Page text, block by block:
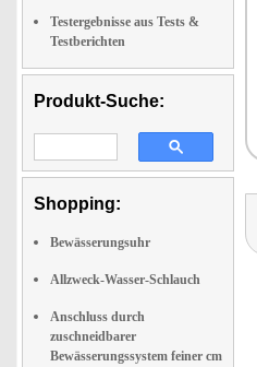
Testergebnisse aus Tests &
Testberichten
Produkt-Suche:
Shopping:
Bewässerungsuhr
Allzweck-Wasser-Schlauch
Anschluss durch
zuschneidbarer
Bewässerungssystem feiner cm